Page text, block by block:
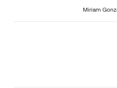
Miriam